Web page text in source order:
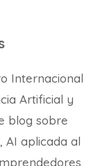
Internacional
Artificial y
blog sobre
AI aplicada al